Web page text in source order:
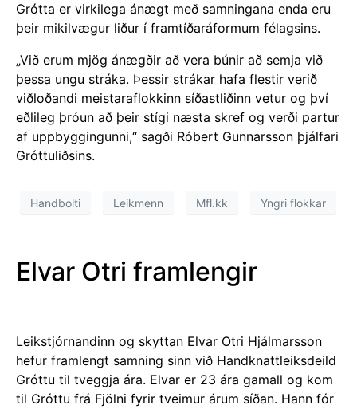
Grótta er virkilega ánægt með samningana enda eru
þeir mikilvægur liður í framtíðaráformum félagsins.
„Við erum mjög ánægðir að vera búnir að semja við
þessa ungu stráka. Þessir strákar hafa flestir verið
viðloðandi meistaraflokkinn síðastliðinn vetur og því
eðlileg þróun að þeir stígi næsta skref og verði partur
af uppbyggingunni,“ sagði Róbert Gunnarsson þjálfari
Gróttuliðsins.
Handbolti Leikmenn Mfl.kk Yngri flokkar
Elvar Otri framlengir
Leikstjórnandinn og skyttan Elvar Otri Hjálmarsson
hefur framlengt samning sinn við Handknattleiksdeild
Gróttu til tveggja ára. Elvar er 23 ára gamall og kom
til Gróttu frá Fjölni fyrir tveimur árum síðan. Hann fór